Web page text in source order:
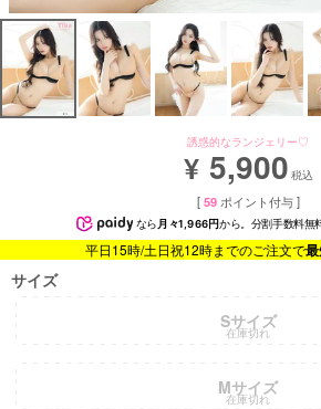
誘惑的なランジェリー♡
¥ 5,900 税込
[ 59 ポイント付与 ]
なら 月々1,966円から。分割手数料無
平日15時/土日祝12時までのご注文で
サイズ
Sサイズ
在庫切れ
Mサイズ
在庫切れ